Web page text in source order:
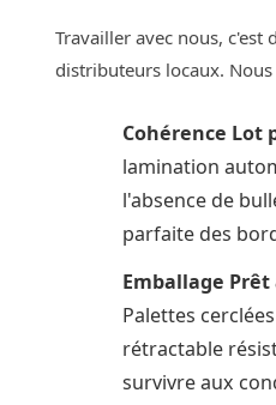
Travailler avec nous, c'est
distributeurs locaux.
Cohérence Lot
lamination
l'absence de
parfaite des
Emballage
Palettes
rétractable
survivre aux